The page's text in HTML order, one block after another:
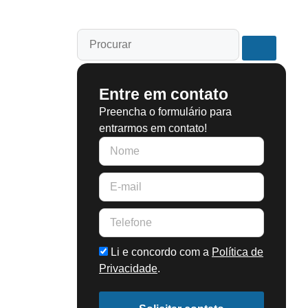
Entre em contato
Preencha o formulário para
entrarmos em contato!
Li e concordo com a Política de
Privacidade.